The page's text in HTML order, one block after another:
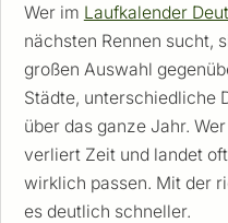
Wer im Laufkalender
nächsten Rennen sucht,
großen Auswahl
Städte, unterschiedliche
über das ganze Jahr.
verliert Zeit und landet
wirklich passen. Mit der
es deutlich schneller.